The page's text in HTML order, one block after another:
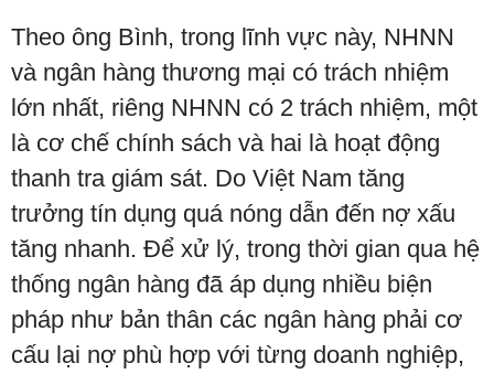
Theo ông Bình, trong lĩnh vực này, NHNN
và ngân hàng thương mại có trách nhiệm
lớn nhất, riêng NHNN có 2 trách nhiệm, một
là cơ chế chính sách và hai là hoạt động
thanh tra giám sát. Do Việt Nam tăng
trưởng tín dụng quá nóng dẫn đến nợ xấu
tăng nhanh. Để xử lý, trong thời gian qua hệ
thống ngân hàng đã áp dụng nhiều biện
pháp như bản thân các ngân hàng phải cơ
cấu lại nợ phù hợp với từng doanh nghiệp,